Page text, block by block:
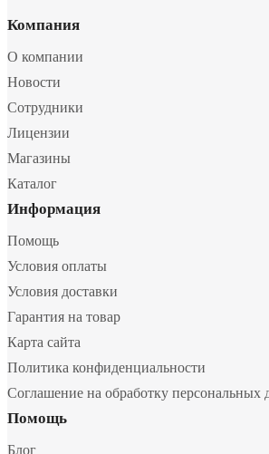
Компания
О компании
Новости
Сотрудники
Лицензии
Магазины
Каталог
Информация
Помощь
Условия оплаты
Условия доставки
Гарантия на товар
Карта сайта
Политика конфиденциальности
Соглашение на обработку персональных
Помощь
Блог